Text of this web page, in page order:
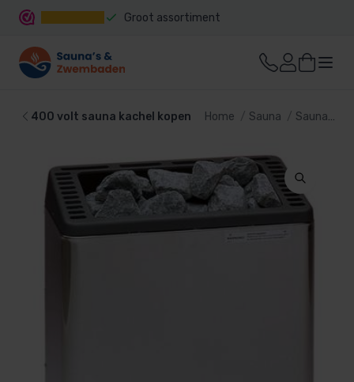
Groot assortiment
400 volt sauna kachel kopen Home Sauna Sauna kachel